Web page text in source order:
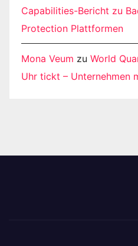
Capabilities-Bericht zu
Protection Plattformen
Mona Veum zu World
Uhr tickt – Unternehmen